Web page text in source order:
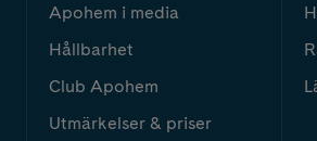
Apohem i media
Hållbarhet
Club Apohem
Utmärkelser & priser